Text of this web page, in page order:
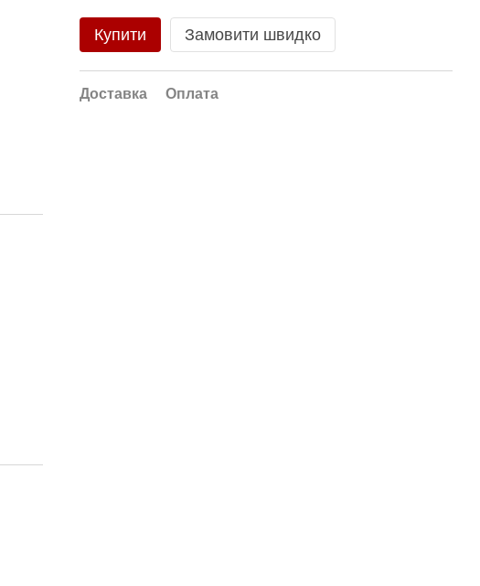
Купити Замовити швидко
Доставка Оплата